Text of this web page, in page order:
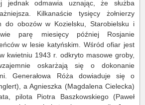
jednak odmawia uznając, że służba
Kilkanaście tysięcy żołnierzy
do obozów w Kozielsku, Starobielsku i
parę miesięcy później Rosjanie
w lesie katyńskim. Wśród ofiar jest
kwietniu 1943 r. odkryto masowe groby,
oskarżają się o dokonanie
Generałowa Róża dowiaduje się o
a Agnieszka (Magdalena Cielecka)
pilota Piotra Baszkowskiego (Paweł